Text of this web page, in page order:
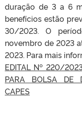
duração de 3 a 6
benefícios estão
30/2023. O
novembro de 2023
2023. Para mais
EDITAL Nº 220/
PARA BOLSA DE
CAPES